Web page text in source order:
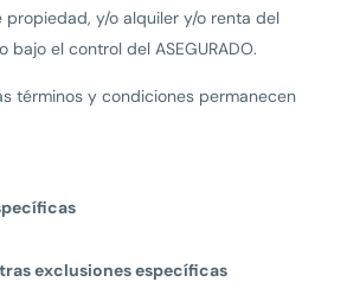
propiedad, y/o alquiler y/o renta del
bajo el control del ASEGURADO.
términos y condiciones permanecen
exclusiones específicas